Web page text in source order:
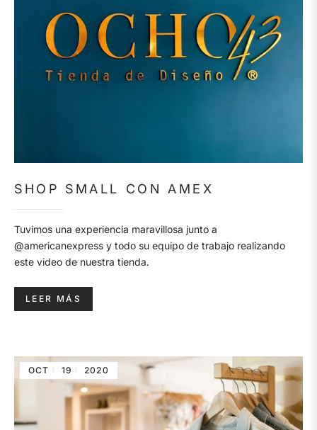
SHOP SMALL CON AMEX
Tuvimos una experiencia maravillosa junto a
@americanexpress y todo su equipo de trabajo realizando
este video de nuestra tienda.
LEER MÁS
OCT 19 2020